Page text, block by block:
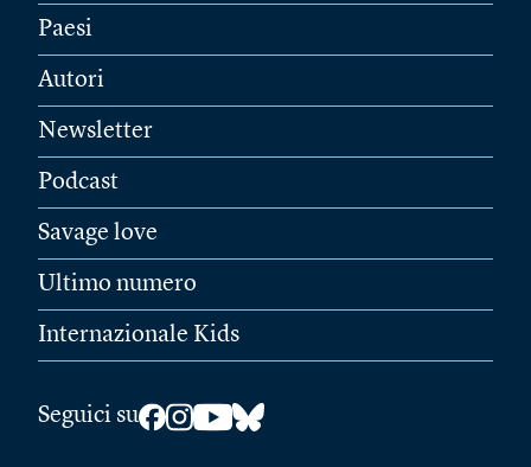
Paesi
Autori
Newsletter
Podcast
Savage love
Ultimo numero
Internazionale Kids
Seguici su